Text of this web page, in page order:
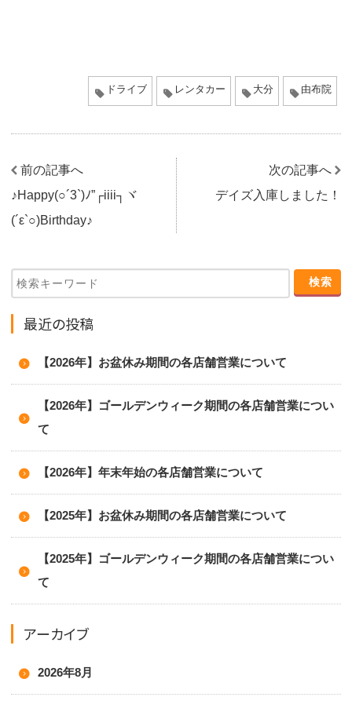
ドライブ レンタカー 大分 由布院
前の記事へ
♪Happy(○´3`)ﾉ”┌iiii┐ヾ
(´ε`○)Birthday♪
次の記事へ
デイズ入庫しました！
最近の投稿
【2026年】お盆休み期間の各店舗営業について
【2026年】ゴールデンウィーク期間の各店舗営業につい
て
【2026年】年末年始の各店舗営業について
【2025年】お盆休み期間の各店舗営業について
【2025年】ゴールデンウィーク期間の各店舗営業につい
て
アーカイブ
2026年8月